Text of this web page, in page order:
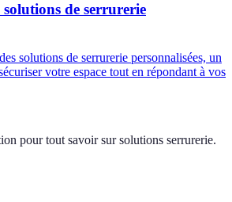
solutions de serrurerie
solutions de serrurerie personnalisées, un
votre espace tout en répondant à vos
pour tout savoir sur solutions serrurerie.